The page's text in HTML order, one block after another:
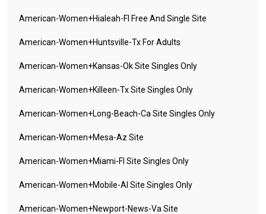
American-Women+hialeah-Fl Free And Single Site
American-Women+huntsville-Tx For Adults
American-Women+kansas-Ok Site Singles Only
American-Women+killeen-Tx Site Singles Only
American-Women+long-Beach-Ca Site Singles Only
American-Women+mesa-Az Site
American-Women+miami-Fl Site Singles Only
American-Women+mobile-Al Site Singles Only
American-Women+newport-News-Va Site